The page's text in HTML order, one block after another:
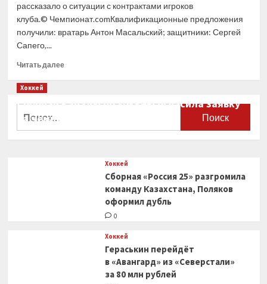
рассказало о ситуации с контрактами игроков
клуба.© Чемпионат.comКвалификационные предложения
получили: вратарь Антон Масальский; защитники: Сергей
Сапего,...
Читать далееПрочитать
о ситуации
Хоккей
Сборная Канады по хоккею огласила заявку
на чемпионат мира
Хоккей
Сборная «Россия 25» разгромила
команду Казахстана, Поляков
оформил дубль
0
Хоккей
Гераськин перейдёт
в «Авангард» из «Северстали»
за 80 млн рублей